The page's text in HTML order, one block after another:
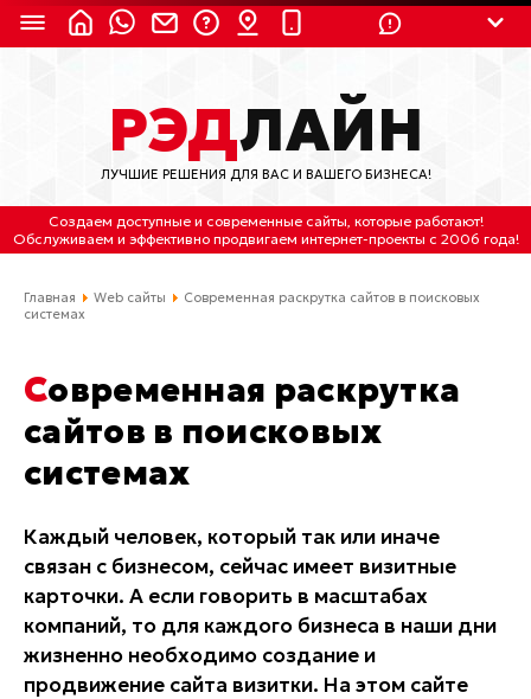
8 (800) 550-9899 (с 2:30 до 11:30 по
Мск)
Бесплатно по России
(4212) 658-653
(4212) 637-673
Отдельный вход \ Левый торец здания
Пн-пт. с 9:30 до 18:30 (по Хбк)
info@lred.ru
Все контакты
РЭДЛАЙН
ЛУЧШИЕ РЕШЕНИЯ ДЛЯ ВАС И ВАШЕГО БИЗНЕСА!
Создаем доступные и современные сайты, которые работают!
Обслуживаем и эффективно продвигаем интернет-проекты с 2006 года!
Главная Web сайты
Современная раскрутка сайтов в поисковых
системах
Современная раскрутка
сайтов в поисковых
системах
Каждый человек, который так или иначе
связан с бизнесом, сейчас имеет визитные
карточки. А если говорить в масштабах
компаний, то для каждого бизнеса в наши дни
жизненно необходимо создание и
продвижение сайта визитки. На этом сайте